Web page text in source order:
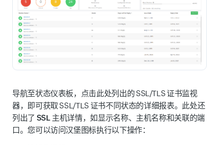
导航至状态仪表板，点击此处列出的 SSL/TLS 证书监视
器，即可获取 SSL/TLS 证书不同状态的详细报表。此处还
列出了 SSL 主机详情，如显示名称、 主机名称和关联的端
口。您可以访问汉堡图标执行以下操作：